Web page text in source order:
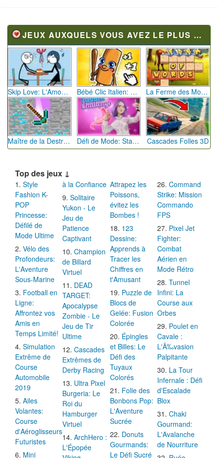
JEUX AUXQUELS VOUS AVEZ LE PLUS JOUÉ
Skip Love: L'Amour en Péril Bébé Clic Italien: La Folie des Petits Bambins La Ferme des Mots - Cultivez votre Vocabulaire
Maître de la Destruction: Fusion de Pioches Défi de Mode: Star du Podium Cascades Folles 3D
Top des jeux ↓
Style
Fashion K-
POP
Princesse:
Défilé de
Mode Ultime
Vélo des
Profondeurs:
L'Aventure
Sous-Marine
Football en
Ligne:
Affrontez vos
Amis en
Temps Limité!
Simulation
Extrême de
Course
Automobile
2019
Ailes
Volantes:
Course
d'Aéroglisseurs
Futuristes
Mini
à la Confiance
Solitaire
Yukon - Le
Jeu de
Patience
Captivant
Champion
de Billard
Virtuel
DEAD
TARGET:
Apocalypse
Zombie - Le
Jeu de Tir
Ultime
Cascades
Extrêmes de
Derby Racing
Ultra Pixel
Burgeria: Le
Roi du
Hamburger
Virtuel
ArchHero :
L'Épopée
Attrapez les
Poissons,
évitez les
Bombes !
123
Dessine:
Apprends à
Tracer les
Chiffres en
t'Amusant
Puzzle de
Blocs de
Gelée: Fusion
Colorée
Épingles
et Billes: Le
Défi des
Tuyaux
Colorés
Folie des
Bonbons Pop:
L'Aventure
Sucrée
Donuts
Gourmands:
Le Défi Sucré
Command
Strike: Mission
Commando
FPS
Pixel Jet
Fighter:
Combat
Aérien en
Mode Rétro
Tunnel
Infini: La
Course aux
Orbes
Poulet en
Cavale :
L'Ã‰vasion
Palpitante
La Tour
Infernale : Défi
d'Escalade
Blox
Chaki
Gourmand:
L'Avalanche
de Nourriture